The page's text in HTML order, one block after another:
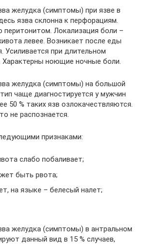
желудка (симптомы) при язве в
язва склонна к перфорациям.
перитонитом. Локализация боли –
левее. Возникает после еды
Усиливается при длительном
Характерны ноющие ночные боли.
желудка (симптомы) на большой
чаще диагностируется у мужчин
50 % таких язв озлокачествляются.
не распознается.
признаками:
слабо побаливает;
быть рвота;
на языке – белесый налет;
желудка (симптомы) в антральном
данный вид в 15 % случаев,